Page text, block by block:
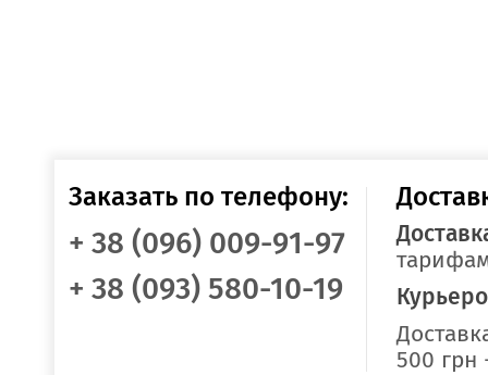
Заказать по телефону:
+ 38 (096) 009-91-97
+ 38 (093) 580-10-19
500